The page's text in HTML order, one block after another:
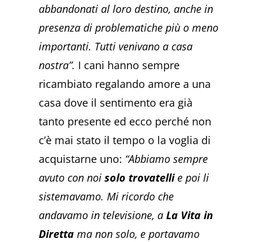
abbandonati al loro destino, anche in
presenza di problematiche più o meno
importanti. Tutti venivano a casa
nostra”. I cani hanno sempre
ricambiato regalando amore a una
casa dove il sentimento era già
tanto presente ed ecco perché non
c’è mai stato il tempo o la voglia di
acquistarne uno: “Abbiamo sempre
avuto con noisolo trovatellie poi li
sistemavamo. Mi ricordo che
andavamo in televisione, aLa Vita in
Diretta ma non solo, e portavamo